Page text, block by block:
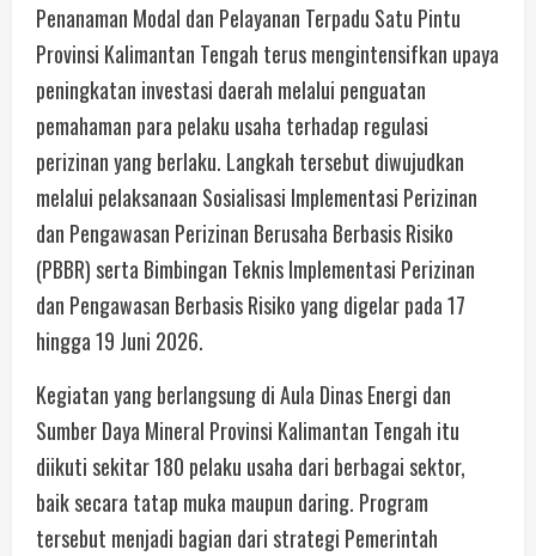
Penanaman Modal dan Pelayanan Terpadu Satu Pintu
Provinsi Kalimantan Tengah terus mengintensifkan upaya
peningkatan investasi daerah melalui penguatan
pemahaman para pelaku usaha terhadap regulasi
perizinan yang berlaku. Langkah tersebut diwujudkan
melalui pelaksanaan Sosialisasi Implementasi Perizinan
dan Pengawasan Perizinan Berusaha Berbasis Risiko
(PBBR) serta Bimbingan Teknis Implementasi Perizinan
dan Pengawasan Berbasis Risiko yang digelar pada 17
hingga 19 Juni 2026.
Kegiatan yang berlangsung di Aula Dinas Energi dan
Sumber Daya Mineral Provinsi Kalimantan Tengah itu
diikuti sekitar 180 pelaku usaha dari berbagai sektor,
baik secara tatap muka maupun daring. Program
tersebut menjadi bagian dari strategi Pemerintah